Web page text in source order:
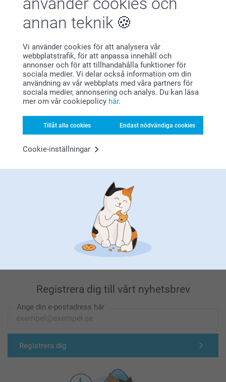
annan teknik
Vi använder cookies för att analysera vår
webbplatstrafik, för att anpassa innehåll och
annonser och för att tillhandahålla funktioner för
sociala medier. Vi delar också information om din
användning av vår webbplats med våra partners för
sociala medier, annonsering och analys. Du kan läsa
mer om vår cookiepolicy här.
Tillåt alla cookies Endast nödvändiga cookies
Cookie-inställningar
Bonus på alla dina köp
Letar du efter inspiration?
Förstklassig kundservice
Registrera dig till vårt nyhetsbrev
Ange din e-postadress här
Registrera dig